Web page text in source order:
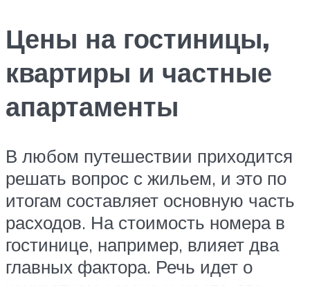
Цены на гостиницы,
квартиры и частные
апартаменты
В любом путешествии приходится
решать вопрос с жильем, и это по
итогам составляет основную часть
расходов. На стоимость номера в
гостинице, например, влияет два
главных фактора. Речь идет о